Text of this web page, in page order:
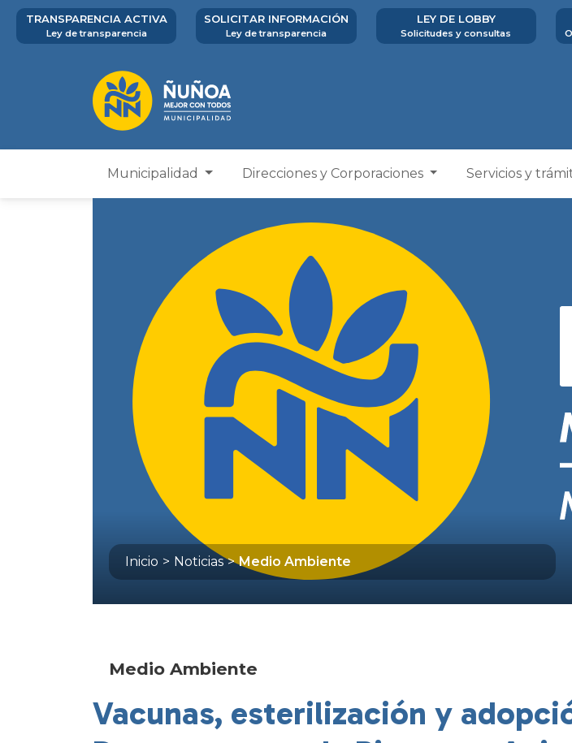
TRANSPARENCIA ACTIVA
Ley de transparencia
SOLICITAR INFORMACIÓN
Ley de transparencia
LEY DE LOBBY
Solicitudes y consultas
Municipalidad Direcciones y Corporaciones Servicios y
Inicio > Noticias > Medio Ambiente
Medio Ambiente
Vacunas, esterilización y